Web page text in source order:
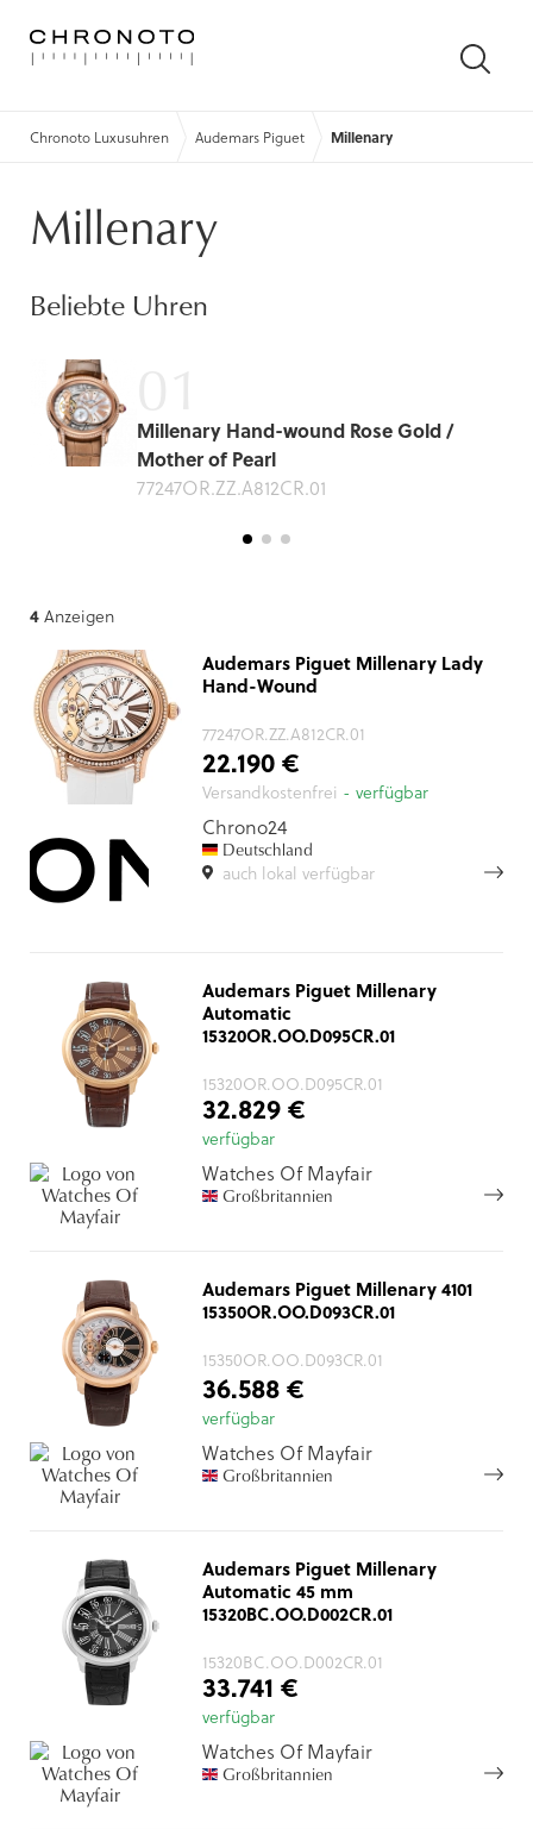
Chronoto Luxusuhren Audemars Piguet Millenary
Millenary
Beliebte Uhren
Millenary Hand-wound Rose Gold /
Mother of Pearl
77247OR.ZZ.A812CR.01
4Anzeigen
Audemars Piguet Millenary Lady
Hand-Wound
77247OR.ZZ.A812CR.01
22.190 €
Versandkostenfrei - verfügbar
Chrono24
Deutschland
auch lokal verfügbar
Audemars Piguet Millenary
Automatic
15320OR.OO.D095CR.01
15320OR.OO.D095CR.01
32.829 €
verfügbar
Watches Of Mayfair
Großbritannien
Audemars Piguet Millenary 4101
15350OR.OO.D093CR.01
15350OR.OO.D093CR.01
36.588 €
verfügbar
Watches Of Mayfair
Großbritannien
Audemars Piguet Millenary
Automatic 45 mm
15320BC.OO.D002CR.01
15320BC.OO.D002CR.01
33.741 €
verfügbar
Watches Of Mayfair
Großbritannien